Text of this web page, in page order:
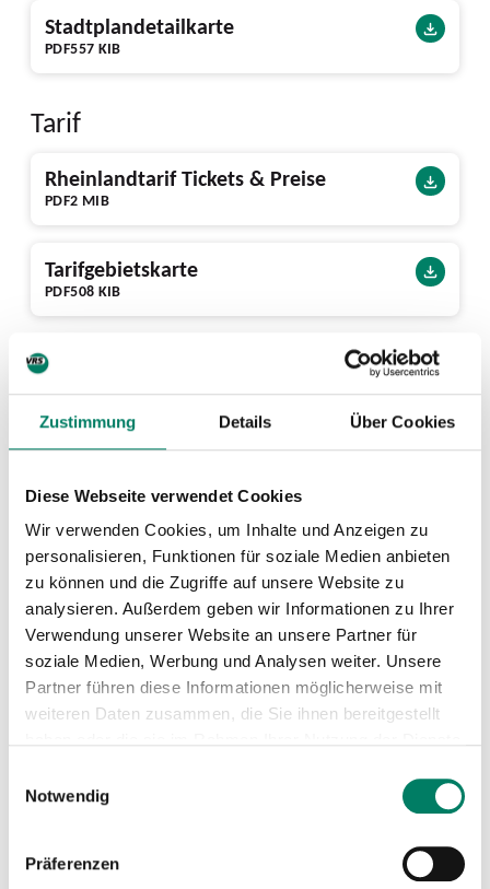
Zustimmung Details Über Cookies
Diese Webseite verwendet Cookies
Wir verwenden Cookies, um Inhalte und Anzeigen zu
personalisieren, Funktionen für soziale Medien anbieten
zu können und die Zugriffe auf unsere Website zu
analysieren. Außerdem geben wir Informationen zu Ihrer
Verwendung unserer Website an unsere Partner für
soziale Medien, Werbung und Analysen weiter. Unsere
Partner führen diese Informationen möglicherweise mit
weiteren Daten zusammen, die Sie ihnen bereitgestellt
Notwendig
Präferenzen
PDF557 KIB
Stadtplandetailkarte
Tarif
PDF2 MIB
Rheinlandtarif Tickets & Preise
PDF508 KIB
Tarifgebietskarte
Ausstattung
10 Bike+Ride-Plätze vorhanden
Nächste Abfahrten ab Eschweiler-
Nothberg Bf